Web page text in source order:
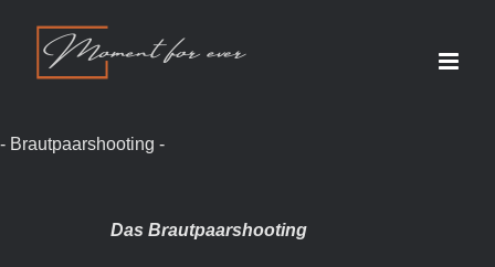
- Brautpaarshooting -
Das Brautpaarshooting